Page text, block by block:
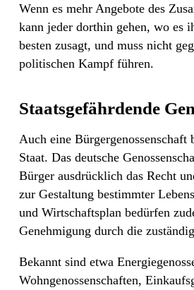
Wenn es mehr Angebote des
kann jeder dorthin gehen, wo es
besten zusagt, und muss nicht
politischen Kampf führen.
Staatsgefährdende
Auch eine Bürgergenossenschaft
Staat. Das deutsche
Bürger ausdrücklich das Recht
zur Gestaltung bestimmter
und Wirtschaftsplan bedürfen
Genehmigung durch die
Bekannt sind etwa
Wohngenossenschaften,